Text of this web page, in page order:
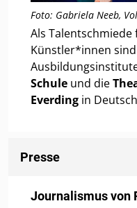
Foto: Gabriela Neeb,
Als
Künstler*innen
Schule und die
Everding in
Presse
Journalismus von